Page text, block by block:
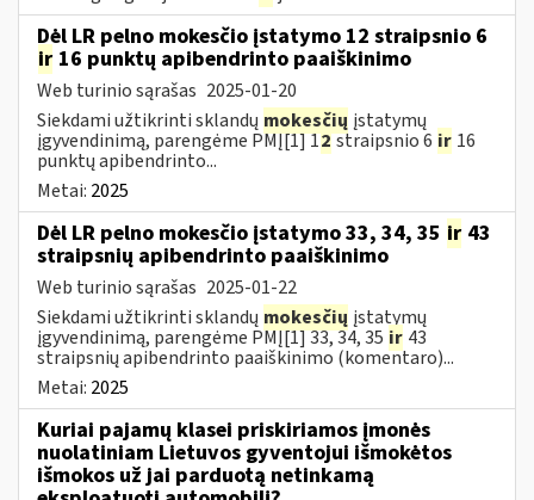
Dėl LR pelno mokesčio įstatymo 12 straipsnio 6
ir 16 punktų apibendrinto paaiškinimo
Web turinio sąrašas 2025-01-20
Siekdami užtikrinti sklandų mokesčių įstatymų
įgyvendinimą, parengėme PMĮ[1] 12straipsnio 6 ir 16
punktų apibendrinto...
Metai: 2025
Dėl LR pelno mokesčio įstatymo 33, 34, 35 ir 43
straipsnių apibendrinto paaiškinimo
Web turinio sąrašas 2025-01-22
Siekdami užtikrinti sklandų mokesčių įstatymų
įgyvendinimą, parengėme PMĮ[1] 33, 34, 35 ir 43
straipsnių apibendrinto paaiškinimo (komentaro)...
Metai: 2025
Kuriai pajamų klasei priskiriamos įmonės
nuolatiniam Lietuvos gyventojui išmokėtos
išmokos už jai parduotą netinkamą